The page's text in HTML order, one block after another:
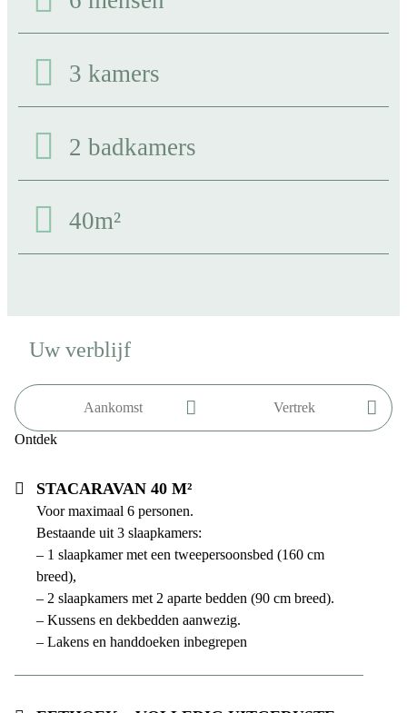
3 kamers
2 badkamers
40m²
Stacaravan 40 m²
Voor maximaal 6 personen.
Bestaande uit 3 slaapkamers:
– 1 slaapkamer met een tweepersoonsbed (160 cm
breed),
– 2 slaapkamers met 2 aparte bedden (90 cm breed).
– Kussens en dekbedden aanwezig.
– Lakens en handdoeken inbegrepen
Uw verblijf
Ontdek